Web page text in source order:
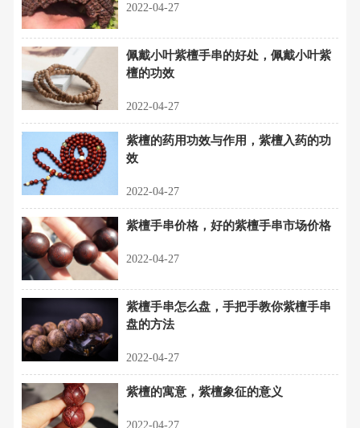
2022-04-27
佩戴小叶紫檀手串的好处，佩戴小叶紫
檀的功效
2022-04-27
紫檀的药用功效与作用，紫檀入药的功
效
2022-04-27
紫檀手串价格，好的紫檀手串市场价格
2022-04-27
紫檀手串怎么盘，手把手教你紫檀手串
盘的方法
2022-04-27
紫檀的寓意，紫檀象征的意义
2022-04-27